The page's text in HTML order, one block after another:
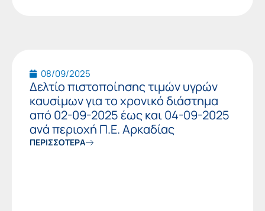
08/09/2025
Δελτίο πιστοποίησης τιμών υγρών
καυσίμων για το χρονικό διάστημα
από 02-09-2025 έως και 04-09-2025
ανά περιοχή Π.Ε. Αρκαδίας
ΠΕΡΙΣΣΟΤΕΡΑ